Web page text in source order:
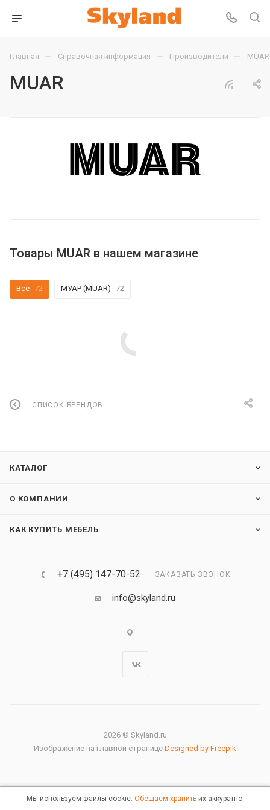
Главная — Справочная информация — Производители — MUAR
MUAR
Товары MUAR в нашем магазине
Все 72 МУАР (MUAR) 72
СПИСОК БРЕНДОВ
КАТАЛОГ
О КОМПАНИИ
КАК КУПИТЬ МЕБЕЛЬ
+7 (495) 147-70-52 ЗАКАЗАТЬ ЗВОНОК
info@skyland.ru
2026 © Skyland.ru
Изображение на главной странице Designed by Freepik
Правовая информация
Мы используем файлы cookie. Обещаем хранитьих аккуратно.